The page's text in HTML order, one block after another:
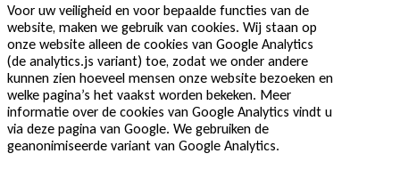
Voor uw veiligheid en voor bepaalde functies van de
website, maken we gebruik van cookies. Wij staan op
onze website alleen de cookies van Google Analytics
(de analytics.js variant) toe, zodat we onder andere
kunnen zien hoeveel mensen onze website bezoeken en
welke pagina’s het vaakst worden bekeken. Meer
informatie over de cookies van Google Analytics vindt u
via deze pagina van Google. We gebruiken de
geanonimiseerde variant van Google Analytics.